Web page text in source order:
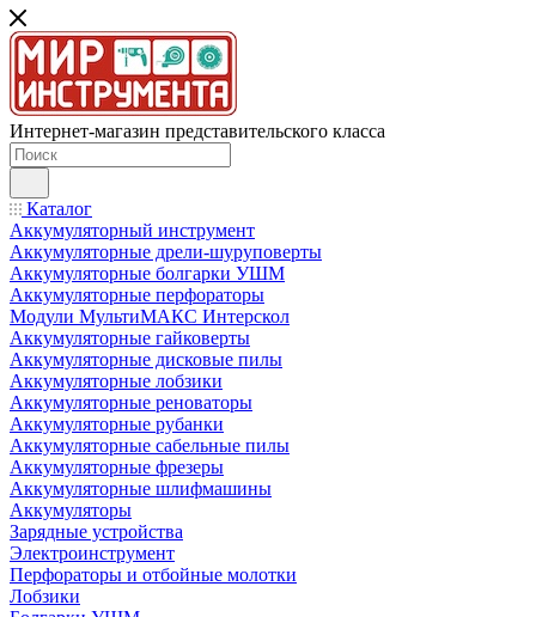
Интернет-магазин представительского класса
Каталог
Аккумуляторный инструмент
Аккумуляторные дрели-шуруповерты
Аккумуляторные болгарки УШМ
Аккумуляторные перфораторы
Модули МультиМАКС Интерскол
Аккумуляторные гайковерты
Аккумуляторные дисковые пилы
Аккумуляторные лобзики
Аккумуляторные реноваторы
Аккумуляторные рубанки
Аккумуляторные сабельные пилы
Аккумуляторные фрезеры
Аккумуляторные шлифмашины
Аккумуляторы
Зарядные устройства
Электроинструмент
Перфораторы и отбойные молотки
Лобзики